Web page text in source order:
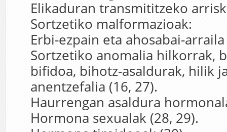
Elikaduran transmititzeko
Sortzetiko malformazioak:
Erbi-ezpain eta ahosabai-
Sortzetiko anomalia hilkorrak,
bifidoa, bihotz-asaldurak, hilik
anentzefalia (16, 27).
Haurrengan asaldura
Hormona sexualak (28, 29).